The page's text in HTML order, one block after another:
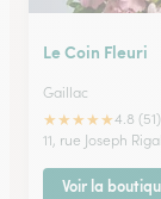
Le Coin Fleuri
Gaillac
★★★★★4.8 (51)
11, rue Joseph Rigal
Voir la